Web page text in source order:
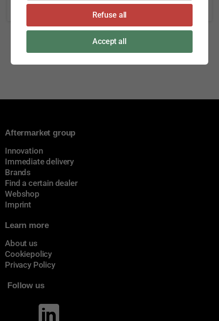
Read more
Aftermarket group
Innovation
Immediate delivery
Brands
Find a certain dealer
Webshop
Imprint
Learn more
About us
Cookiepolicy
Privacy Policy
Follow us
Refuse all
Accept all